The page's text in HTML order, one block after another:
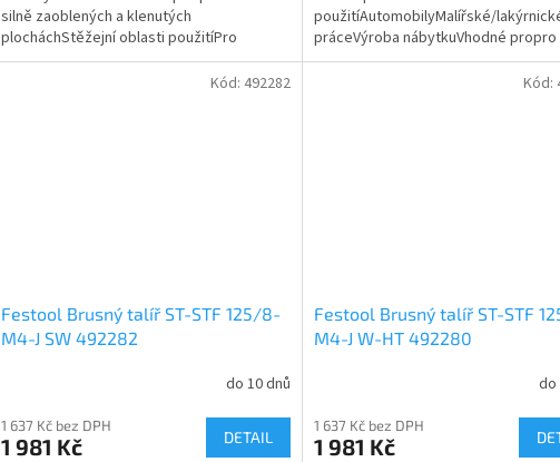
silně zaoblených a klenutých
plocháchStěžejní oblasti použitíPro
broušení výrazných zaoblení,...
použitíAutomobilyMalířské/
práceVýroba nábytkuVhodné propro
EC 125, LEX...
Festool Brusný talíř ST-STF 125/8-
M4-J SW 492282
do 10 dnů
1 637 Kč bez DPH
1 981 Kč DETAIL
Kód: 492282
Festool Brusný talíř ST-STF
M4-J W-HT 492280
do
1 637 Kč bez DPH
1 981 Kč
Kód: